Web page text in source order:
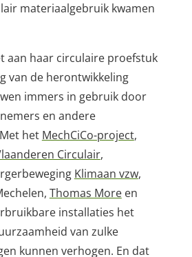
materiaalgebruik kwamen
aan haar circulaire proefstuk
van de herontwikkeling
immers in gebruik door
en andere
het MechCiCo-project,
Circulair,
Klimaan vzw,
Thomas Moreen
installaties het
van zulke
kunnen verhogen. En dat